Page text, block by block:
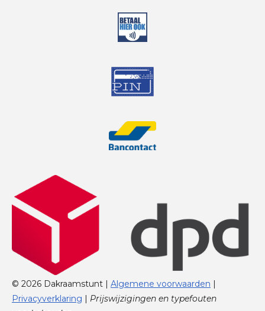
© 2026 Dakraamstunt | Algemene voorwaarden |
Privacyverklaring | Prijswijzigingen en typefouten